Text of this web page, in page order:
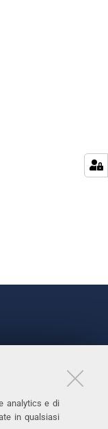
analytics e di
in qualsiasi